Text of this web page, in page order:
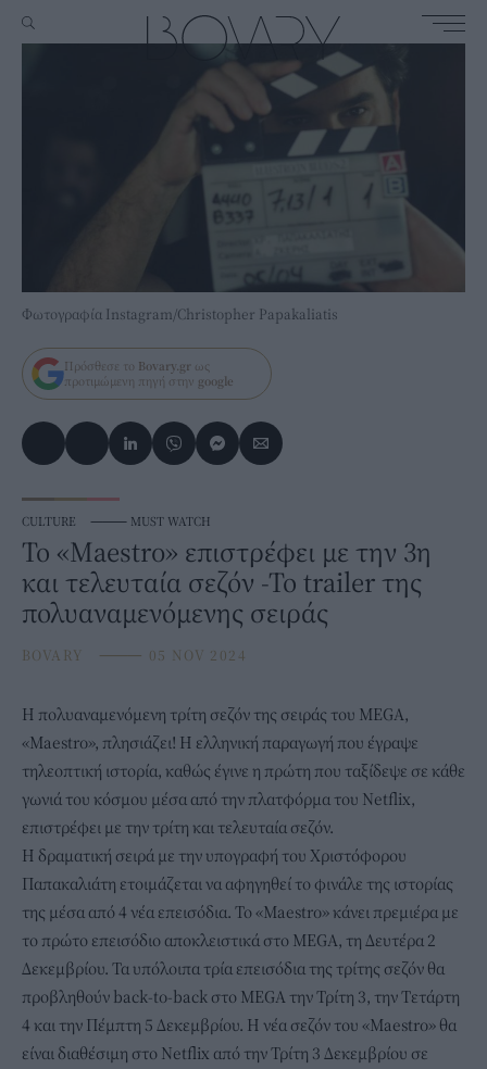
Φωτογραφία Instagram/Christopher Papakaliatis
Πρόσθεσε το Bovary.gr ως
προτιμώμενη πηγή στην google
CULTURE ⸻ MUST WATCH
Το «Maestro» επιστρέφει με την 3η
και τελευταία σεζόν -Το trailer της
πολυαναμενόμενης σειράς
BOVARY ⸻ 05 NOV 2024
H πολυαναμενόμενη τρίτη σεζόν της σειράς του MEGA,
«Maestro», πλησιάζει! Η ελληνική παραγωγή που έγραψε
τηλεοπτική ιστορία, καθώς έγινε η πρώτη που ταξίδεψε σε κάθε
γωνιά του κόσμου μέσα από την πλατφόρμα του Netflix,
επιστρέφει με την τρίτη και τελευταία σεζόν.
Η δραματική σειρά με την υπογραφή του Χριστόφορου
Παπακαλιάτη ετοιμάζεται να αφηγηθεί το φινάλε της ιστορίας
της μέσα από 4 νέα επεισόδια. Το «Maestro» κάνει πρεμιέρα με
το πρώτο επεισόδιο αποκλειστικά στο MEGA, τη Δευτέρα 2
Δεκεμβρίου. Τα υπόλοιπα τρία επεισόδια της τρίτης σεζόν θα
προβληθούν back-to-back στο MEGA την Τρίτη 3, την Τετάρτη
4 και την Πέμπτη 5 Δεκεμβρίου. Η νέα σεζόν του «Maestro» θα
είναι διαθέσιμη στο Netflix από την Τρίτη 3 Δεκεμβρίου σε